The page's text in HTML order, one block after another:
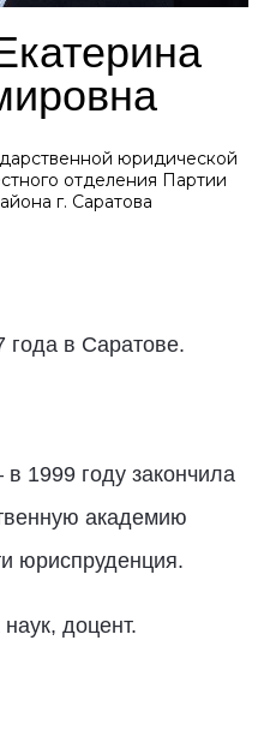
юридической
отделения Партии
г. Саратова
года в Саратове.
1999 году закончила
академию
юриспруденция.
доцент.